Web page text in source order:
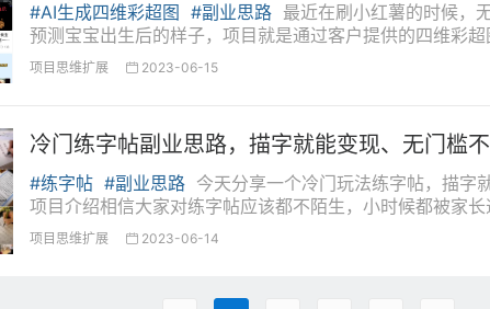
#AI生成四维彩超图 #副业思路 最近在刷小红薯的时候，
预测宝宝出生后的样子，项目就是通过客户提供的四维彩
模样，因为每个准爸爸准妈妈都很期待宝宝出生后的样子，
项目思维扩展  2023-06-15
冷门练字帖副业思路，描字就能变现、无门槛
#练字帖 #副业思路 今天分享一个冷门玩法练字帖，描字
项目介绍相信大家对练字帖应该都不陌生，小时候都被家
写完不让出去，练字帖的账号大家可以直接拿对标参考一下...
项目思维扩展  2023-06-14